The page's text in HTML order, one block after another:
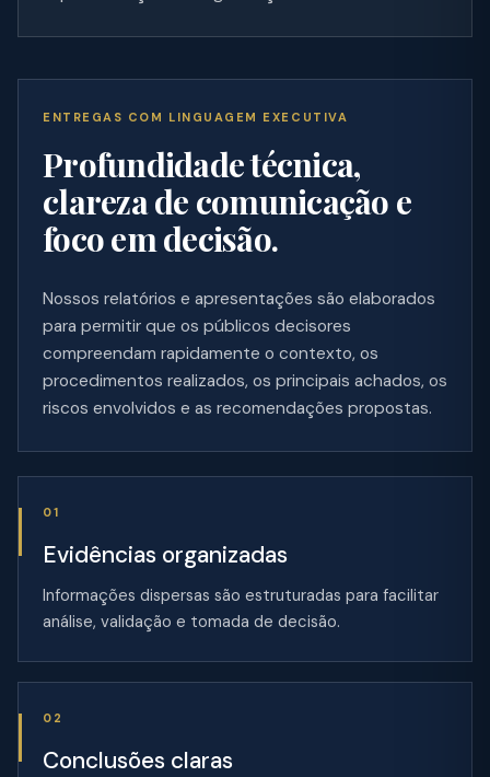
ENTREGAS COM LINGUAGEM EXECUTIVA
Profundidade técnica,
clareza de comunicação e
foco em decisão.
Nossos relatórios e apresentações são elaborados
para permitir que os públicos decisores
compreendam rapidamente o contexto, os
procedimentos realizados, os principais achados, os
riscos envolvidos e as recomendações propostas.
01
Evidências organizadas
Informações dispersas são estruturadas para facilitar
análise, validação e tomada de decisão.
02
Conclusões claras